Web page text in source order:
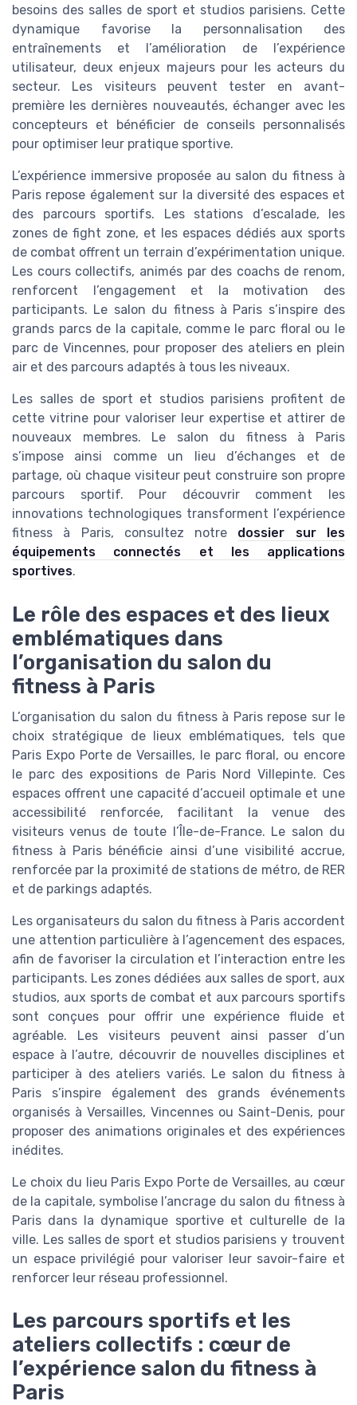
besoins des salles de sport et studios parisiens. Cette
dynamique favorise la personnalisation des
entraînements et l’amélioration de l’expérience
utilisateur, deux enjeux majeurs pour les acteurs du
secteur. Les visiteurs peuvent tester en avant-
première les dernières nouveautés, échanger avec les
concepteurs et bénéficier de conseils personnalisés
pour optimiser leur pratique sportive.
L’expérience immersive proposée au salon du fitness à
Paris repose également sur la diversité des espaces et
des parcours sportifs. Les stations d’escalade, les
zones de fight zone, et les espaces dédiés aux sports
de combat offrent un terrain d’expérimentation unique.
Les cours collectifs, animés par des coachs de renom,
renforcent l’engagement et la motivation des
participants. Le salon du fitness à Paris s’inspire des
grands parcs de la capitale, comme le parc floral ou le
parc de Vincennes, pour proposer des ateliers en plein
air et des parcours adaptés à tous les niveaux.
Les salles de sport et studios parisiens profitent de
cette vitrine pour valoriser leur expertise et attirer de
nouveaux membres. Le salon du fitness à Paris
s’impose ainsi comme un lieu d’échanges et de
partage, où chaque visiteur peut construire son propre
parcours sportif. Pour découvrir comment les
innovations technologiques transforment l’expérience
fitness à Paris, consultez notre dossier sur les
équipements connectés et les applications
sportives.
Le rôle des espaces et des lieux
emblématiques dans
l’organisation du salon du
fitness à Paris
L’organisation du salon du fitness à Paris repose sur le
choix stratégique de lieux emblématiques, tels que
Paris Expo Porte de Versailles, le parc floral, ou encore
le parc des expositions de Paris Nord Villepinte. Ces
espaces offrent une capacité d’accueil optimale et une
accessibilité renforcée, facilitant la venue des
visiteurs venus de toute l’Île-de-France. Le salon du
fitness à Paris bénéficie ainsi d’une visibilité accrue,
renforcée par la proximité de stations de métro, de RER
et de parkings adaptés.
Les organisateurs du salon du fitness à Paris accordent
une attention particulière à l’agencement des espaces,
afin de favoriser la circulation et l’interaction entre les
participants. Les zones dédiées aux salles de sport, aux
studios, aux sports de combat et aux parcours sportifs
sont conçues pour offrir une expérience fluide et
agréable. Les visiteurs peuvent ainsi passer d’un
espace à l’autre, découvrir de nouvelles disciplines et
participer à des ateliers variés. Le salon du fitness à
Paris s’inspire également des grands événements
organisés à Versailles, Vincennes ou Saint-Denis, pour
proposer des animations originales et des expériences
inédites.
Le choix du lieu Paris Expo Porte de Versailles, au cœur
de la capitale, symbolise l’ancrage du salon du fitness à
Paris dans la dynamique sportive et culturelle de la
ville. Les salles de sport et studios parisiens y trouvent
un espace privilégié pour valoriser leur savoir-faire et
renforcer leur réseau professionnel.
Les parcours sportifs et les
ateliers collectifs : cœur de
l’expérience salon du fitness à
Paris